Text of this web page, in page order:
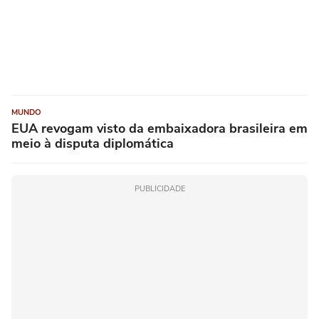
MUNDO
EUA revogam visto da embaixadora brasileira em
meio à disputa diplomática
PUBLICIDADE